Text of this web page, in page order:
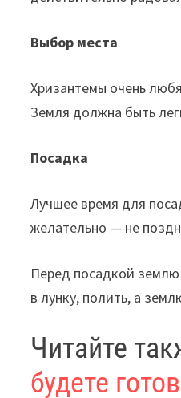
o
k
m
p
Выбор места
Хризантемы очень
Земля должна быть
Посадка
Лучшее время для
желательно — не
Перед посадкой землю
в лунку, полить, а
Читайте
будете